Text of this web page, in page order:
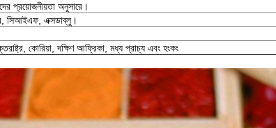
প্রয়োজনীয়তা অনুসারে।
সিআইএফ, এক্সডাব্লু।
কোরিয়া, দক্ষিণ আফ্রিকা, মধ্য প্রাচ্য এবং হংকং